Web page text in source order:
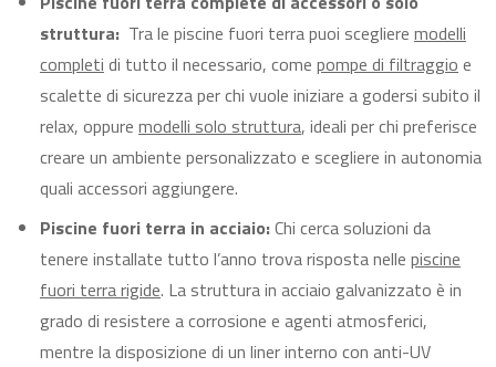
struttura: Tra le piscine fuori terra puoi scegliere modelli
completi di tutto il necessario, come pompe di filtraggio e
scalette di sicurezza per chi vuole iniziare a godersi subito il
relax, oppure modelli solo struttura, ideali per chi preferisce
creare un ambiente personalizzato e scegliere in autonomia
quali accessori aggiungere.
Piscine fuori terra in acciaio:Chi cerca soluzioni da
tenere installate tutto l’anno trova risposta nelle piscine
fuori terra rigide. La struttura in acciaio galvanizzato è in
grado di resistere a corrosione e agenti atmosferici,
mentre la disposizione di un liner interno con anti-UV